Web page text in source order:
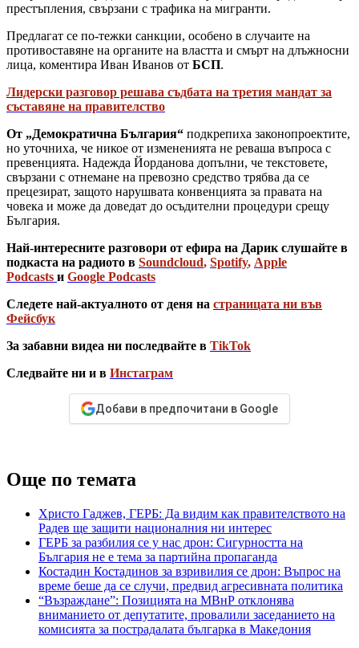
престъпления, свързани с трафика на мигранти.
Предлагат се по-тежки санкции, особено в случаите на
противоставяне на органите на властта и смърт на длъжносни
лица, коментира Иван Иванов от БСП.
Лидерски разговор решава съдбата на третия мандат за
съставяне на правителство
От „Демократична България“ подкрепиха законопроектите,
но уточниха, че никое от измененията не реваша въпроса с
превенцията. Надежда Йорданова допълни, че текстовете,
свързани с отнемане на превозно средство трябва да се
прецезират, защото нарушвата конвенцията за правата на
човека и може да доведат до осъдителни процедури срещу
България.
Най-интересните разговори от ефира на Дарик слушайте в
подкаста на радиото в Soundcloud, Spotify, Apple
Podcasts и Google Podcasts
Следете най-актуалното от деня на страницата ни във
Фейсбук
За забавни видеа ни последвайте в TikTok
Следвайте ни и в Инстаграм
Добави в предпочитани в Google
Още по темата
Христо Гаджев, ГЕРБ: Да видим как правителството на
Радев ще защити националния ни интерес
ГЕРБ за разбилия се у нас дрон: Сигурността на
България не е тема за партийна пропаганда
Костадин Костадинов за взривилия се дрон: Въпрос на
време беше да се случи, предвид агресивната политика
“Възраждане”: Позицията на МВнР отклонява
вниманието от депутатите, провалили заседанието на
комисията за пострадалата българка в Македония